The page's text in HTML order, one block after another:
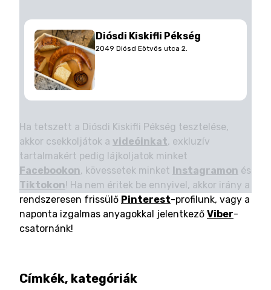
Diósdi Kiskifli Pékség
2049 Diósd Eötvös utca 2.
Ha tetszett a Diósdi Kiskifli Pékség tesztelése,
akkor csekkoljátok a videóinkat, exkluzív
tartalmakért pedig lájkoljatok minket
Facebookon, kövessetek minket Instagramon és
Tiktokon! Ha nem éritek be ennyivel, akkor irány a
rendszeresen frissülő Pinterest-profilunk, vagy a
naponta izgalmas anyagokkal jelentkező Viber-
csatornánk!
Címkék, kategóriák